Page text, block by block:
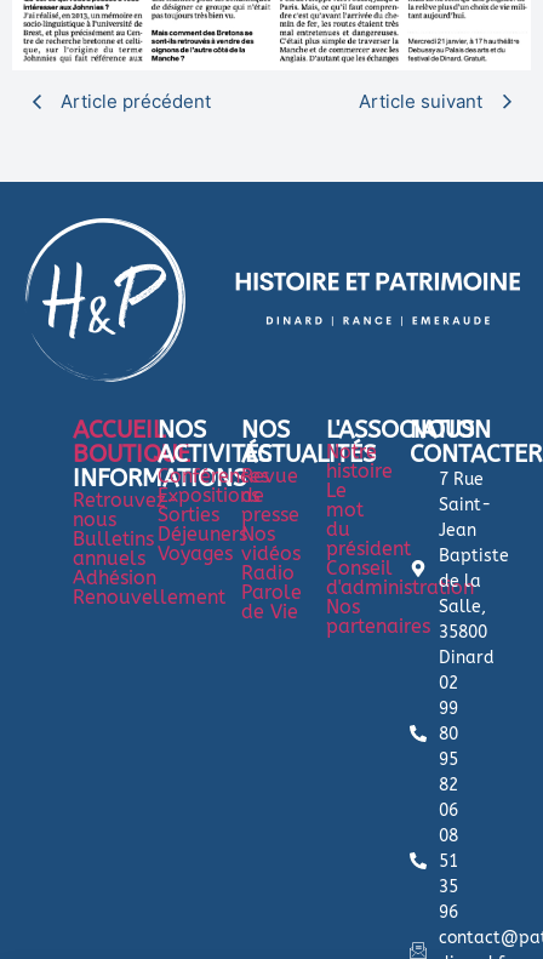
Article précédent Article suivant
ACCUEIL
BOUTIQUE
INFORMATIONS
Retrouvez-
nous
Bulletins
annuels
Adhésion
Renouvellement
NOS
ACTIVITÉS
Conférences
Expositions
Sorties
Déjeuners
Voyages
NOS
ACTUALITÉS
Revue
de
presse
Nos
vidéos
Radio
Parole
de Vie
L'ASSOCIATION
Notre
histoire
Le
mot
du
président
Conseil
d'administration
Nos
partenaires
NOUS
CONTACTER
7 Rue
Saint-
Jean
Baptiste
de la
Salle,
35800
Dinard
02
99
80
95
82
06
08
51
35
96